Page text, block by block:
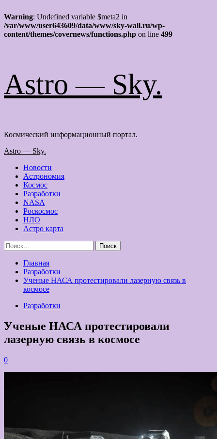
Warning: Undefined variable $meta2 in
/var/www/user643609/data/www/sky-wall.ru/wp-
content/themes/covernews/functions.php on line 499
содержимому
Astro — Sky.
Космический информационный портал.
Основное
Astro — Sky.
Новости
Астрономия
Космос
Разработки
NASA
Роскосмос
НЛО
Астро карта
Найти:
Главная
Разработки
Ученые НАСА протестировали лазерную связь в
космосе
Разработки
Ученые НАСА протестировали
лазерную связь в космосе
0